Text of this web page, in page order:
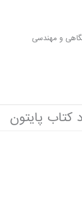
و مهندسی
کتاب پایتون